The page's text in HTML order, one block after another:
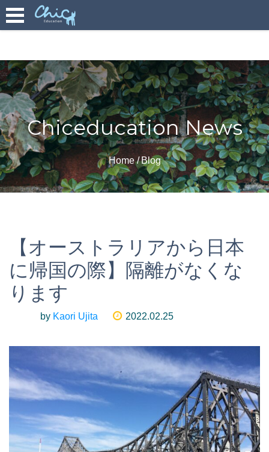
Chiceducation News
Home Blog
【オーストラリアから日本
に帰国の際】隔離がなくな
ります
by Kaori Ujita 2022.02.25